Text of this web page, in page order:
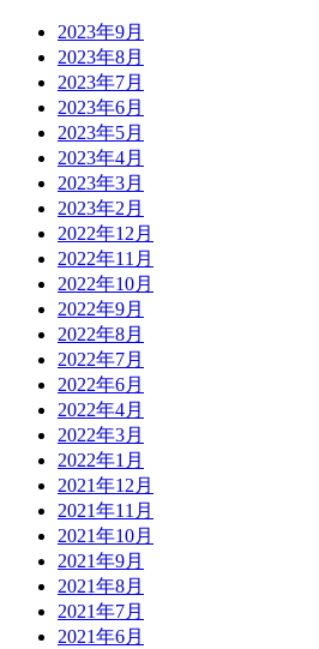
2023年9月
2023年8月
2023年7月
2023年6月
2023年5月
2023年4月
2023年3月
2023年2月
2022年12月
2022年11月
2022年10月
2022年9月
2022年8月
2022年7月
2022年6月
2022年4月
2022年3月
2022年1月
2021年12月
2021年11月
2021年10月
2021年9月
2021年8月
2021年7月
2021年6月